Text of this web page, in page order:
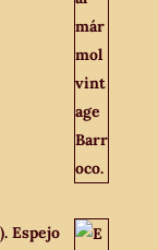
Espejo